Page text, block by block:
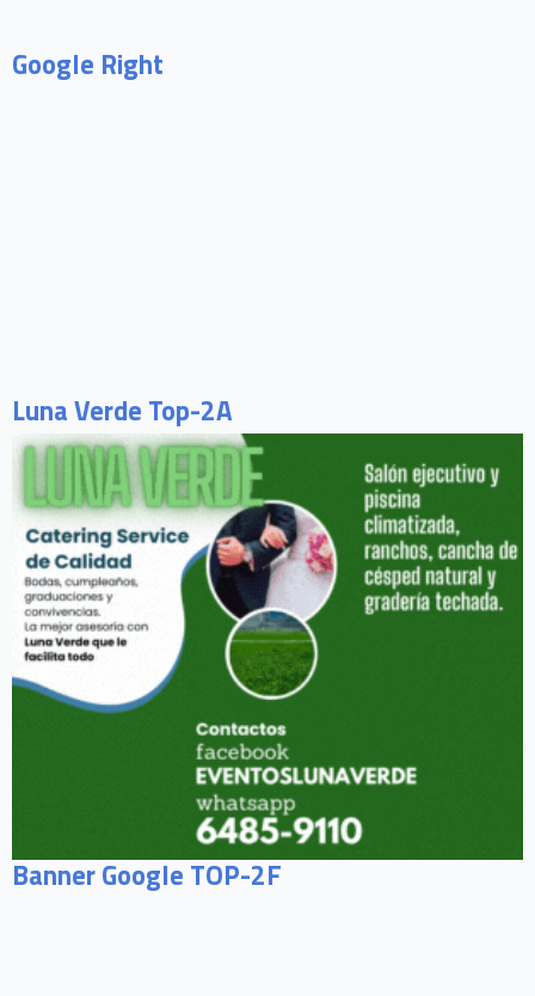
Google Right
Luna Verde Top-2A
Banner Google TOP-2F